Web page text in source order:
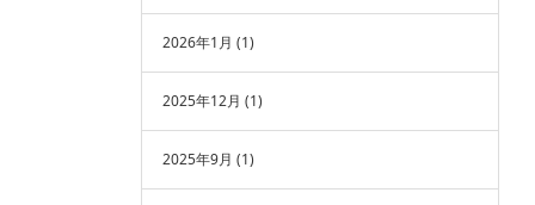
2026年1月 (1)
2025年12月 (1)
2025年9月 (1)